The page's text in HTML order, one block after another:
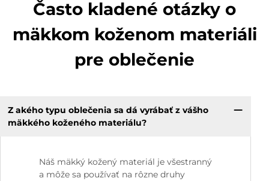
Často kladené otázky o
mäkkom koženom materiáli
pre oblečenie
Z akého typu oblečenia sa dá vyrábať z vášho
mäkkého koženého materiálu?
Náš mäkký kožený materiál je všestranný
a môže sa používať na rôzne druhy